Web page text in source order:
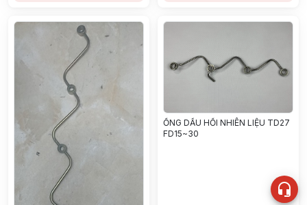
ỐNG DẦU HỒI NHIÊN LIỆU TD27
FD15~30